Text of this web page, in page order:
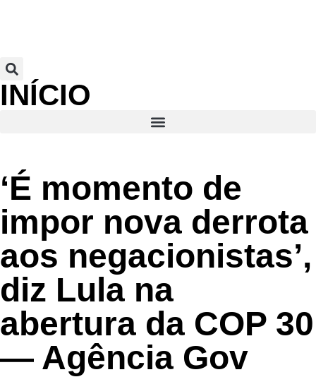
INÍCIO
‘É momento de
impor nova derrota
aos negacionistas’,
diz Lula na
abertura da COP 30
— Agência Gov